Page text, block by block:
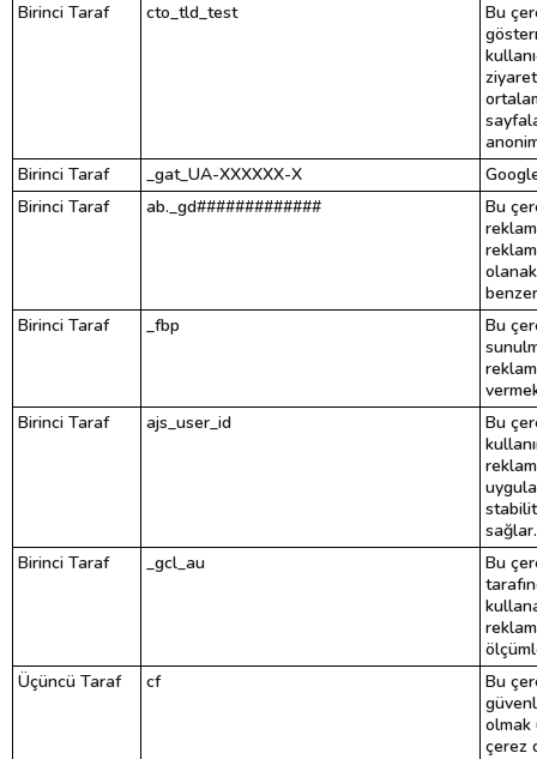
Birinci Taraf cto_tld_test
Bu
Birinci Taraf
_gat_UA-XXXXXX-X
Birinci Taraf
ab._gd#############
Bu
Birinci Taraf
_fbp
Bu
Birinci Taraf
ajs_user_id
Bu
sağlar.
Birinci Taraf
_gcl_au
Bu
Üçüncü Taraf
cf
Bu
olmak
çerez